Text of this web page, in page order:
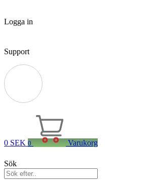
Logga in
Support
0 SEK 0 Varukorg
Sök